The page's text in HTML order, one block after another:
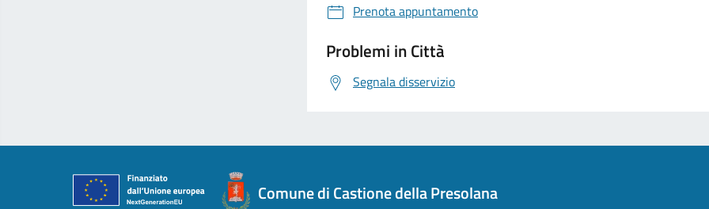
Prenota appuntamento
Problemi in Città
Segnala disservizio
Comune di Castione della Presolana